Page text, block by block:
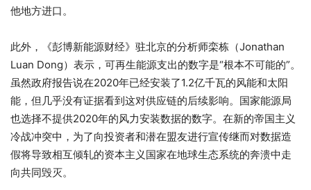
他地方进口。
此外，《彭博新能源财经》驻北京的分析师栾栋​​​​​​​（Jonathan
Luan Dong）表示，可再生能源支出的数字是“根本不可能的”。
虽然政府报告说在2020年已经安装了1.2亿千瓦的风能和太阳
能，但几乎没有证据看到这对供应链的后续影响。国家能源局
也选择不提供2020年的风力安装数据的数字。在新的帝国主义
冷战冲突中，为了向投资者和潜在盟友进行宣传继而对数据造
假将导致相互倾轧的资本主义国家在地球生态系统的奔溃中走
向共同毁灭。